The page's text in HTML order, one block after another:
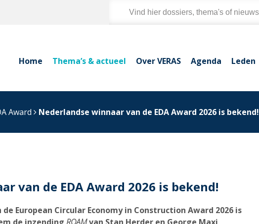
Home Thema’s & actueel Over VERAS Agenda Leden
Award Nederlandse winnaar van de EDA Award 2026 is bekend!
van de EDA Award 2026 is bekend!
European Circular Economy in Construction Award 2026 is